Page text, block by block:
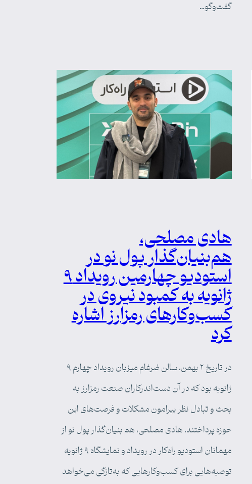
گفت‌وگو…
هادی مصلحی،
هم‌بنیان‌گذار پول نو در
استودیو چهارمین رویداد ۹
ژانویه به کمبود نیروی در
کسب‌وکارهای رمزارز اشاره
کرد
در تاریخ ۲ بهمن، سالن ضرغام میزبان رویداد چهارم ۹
ژانویه بود که در آن دست‌اندرکاران صنعت رمزارز به
بحث و تبادل نظر پیرامون مشکلات و فرصت‌های این
حوزه پرداختند. هادی مصلحی، هم بنیان‌گذار پول نو از
مهمانان استودیو راه‌کار در رویداد و نمایشگاه ۹ ژانویه
توصیه‌هایی برای کسب‌وکارهایی که به‌تازگی می‌خواهد